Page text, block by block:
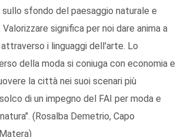
sfondo del paesaggio naturale e
significa per noi dare anima a
i linguaggi dell'arte. Lo
della moda si coniuga con economia e
la città nei suoi scenari più
di un impegno del FAI per moda e
(Rosalba Demetrio, Capo